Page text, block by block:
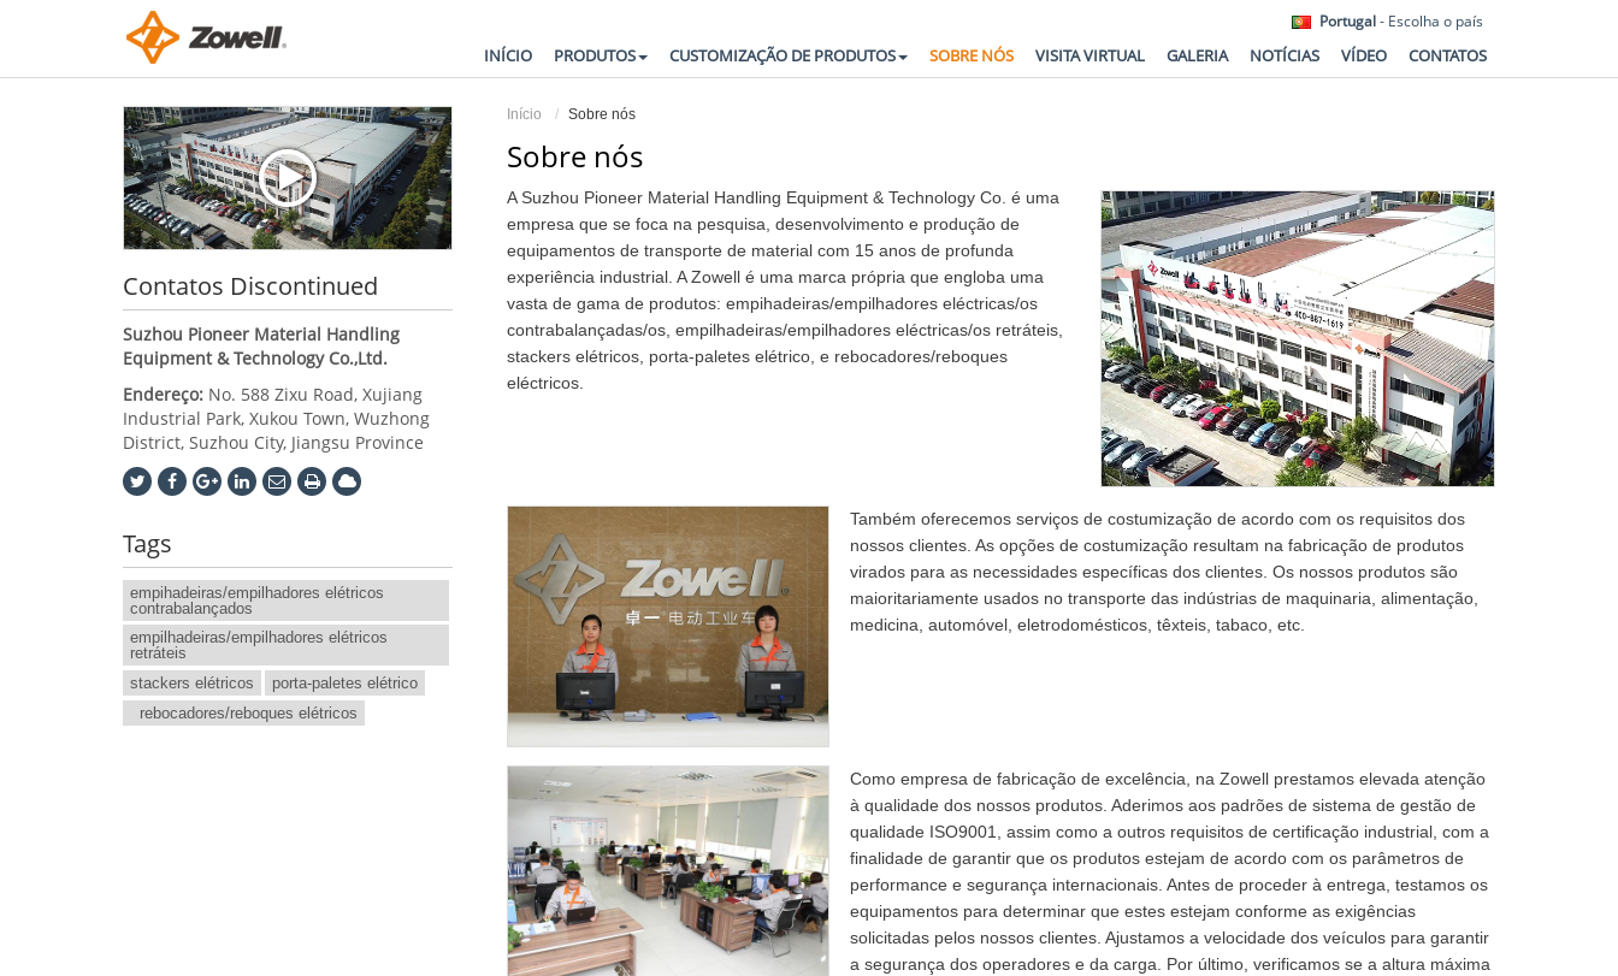
Portugal- Escolha o país
INÍCIO PRODUTOS CUSTOMIZAÇÃO DE PRODUTOS SOBRE NÓS VISITA VIRTUAL GALERIA NOTÍCIAS VÍDEO CONTATOS
Início Sobre nós
Sobre nós
A Suzhou Pioneer Material Handling Equipment & Technology Co. é uma
empresa que se foca na pesquisa, desenvolvimento e produção de
equipamentos de transporte de material com 15 anos de profunda
experiência industrial. A Zowell é uma marca própria que engloba uma
vasta de gama de produtos: empihadeiras/empilhadores eléctricas/os
contrabalançadas/os, empilhadeiras/empilhadores eléctricas/os retráteis,
stackers elétricos, porta-paletes elétrico, e rebocadores/reboques
eléctricos.
Também oferecemos serviços de costumização de acordo com os requisitos dos
nossos clientes. As opções de costumização resultam na fabricação de produtos
virados para as necessidades específicas dos clientes. Os nossos produtos são
maioritariamente usados no transporte das indústrias de maquinaria, alimentação,
medicina, automóvel, eletrodomésticos, têxteis, tabaco, etc.
Como empresa de fabricação de excelência, na Zowell prestamos elevada atenção
à qualidade dos nossos produtos. Aderimos aos padrões de sistema de gestão de
qualidade ISO9001, assim como a outros requisitos de certificação industrial, com a
finalidade de garantir que os produtos estejam de acordo com os parâmetros de
performance e segurança internacionais. Antes de proceder à entrega, testamos os
equipamentos para determinar que estes estejam conforme as exigências
solicitadas pelos nossos clientes. Ajustamos a velocidade dos veículos para garantir
a segurança dos operadores e da carga. Por último, verificamos se a altura máxima
Contatos Discontinued
Suzhou Pioneer Material Handling
Equipment & Technology Co.,Ltd.
Endereço: No. 588 Zixu Road, Xujiang
Industrial Park, Xukou Town, Wuzhong
District, Suzhou City, Jiangsu Province
Tags
empihadeiras/empilhadores elétricos
contrabalançados
empilhadeiras/empilhadores elétricos
retráteis
stackers elétricos
porta-paletes elétrico
rebocadores/reboques elétricos